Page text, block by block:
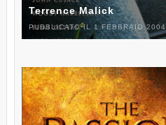
Terrence Malick
PUBBLICATO IL 1 FEBBRAIO 2004